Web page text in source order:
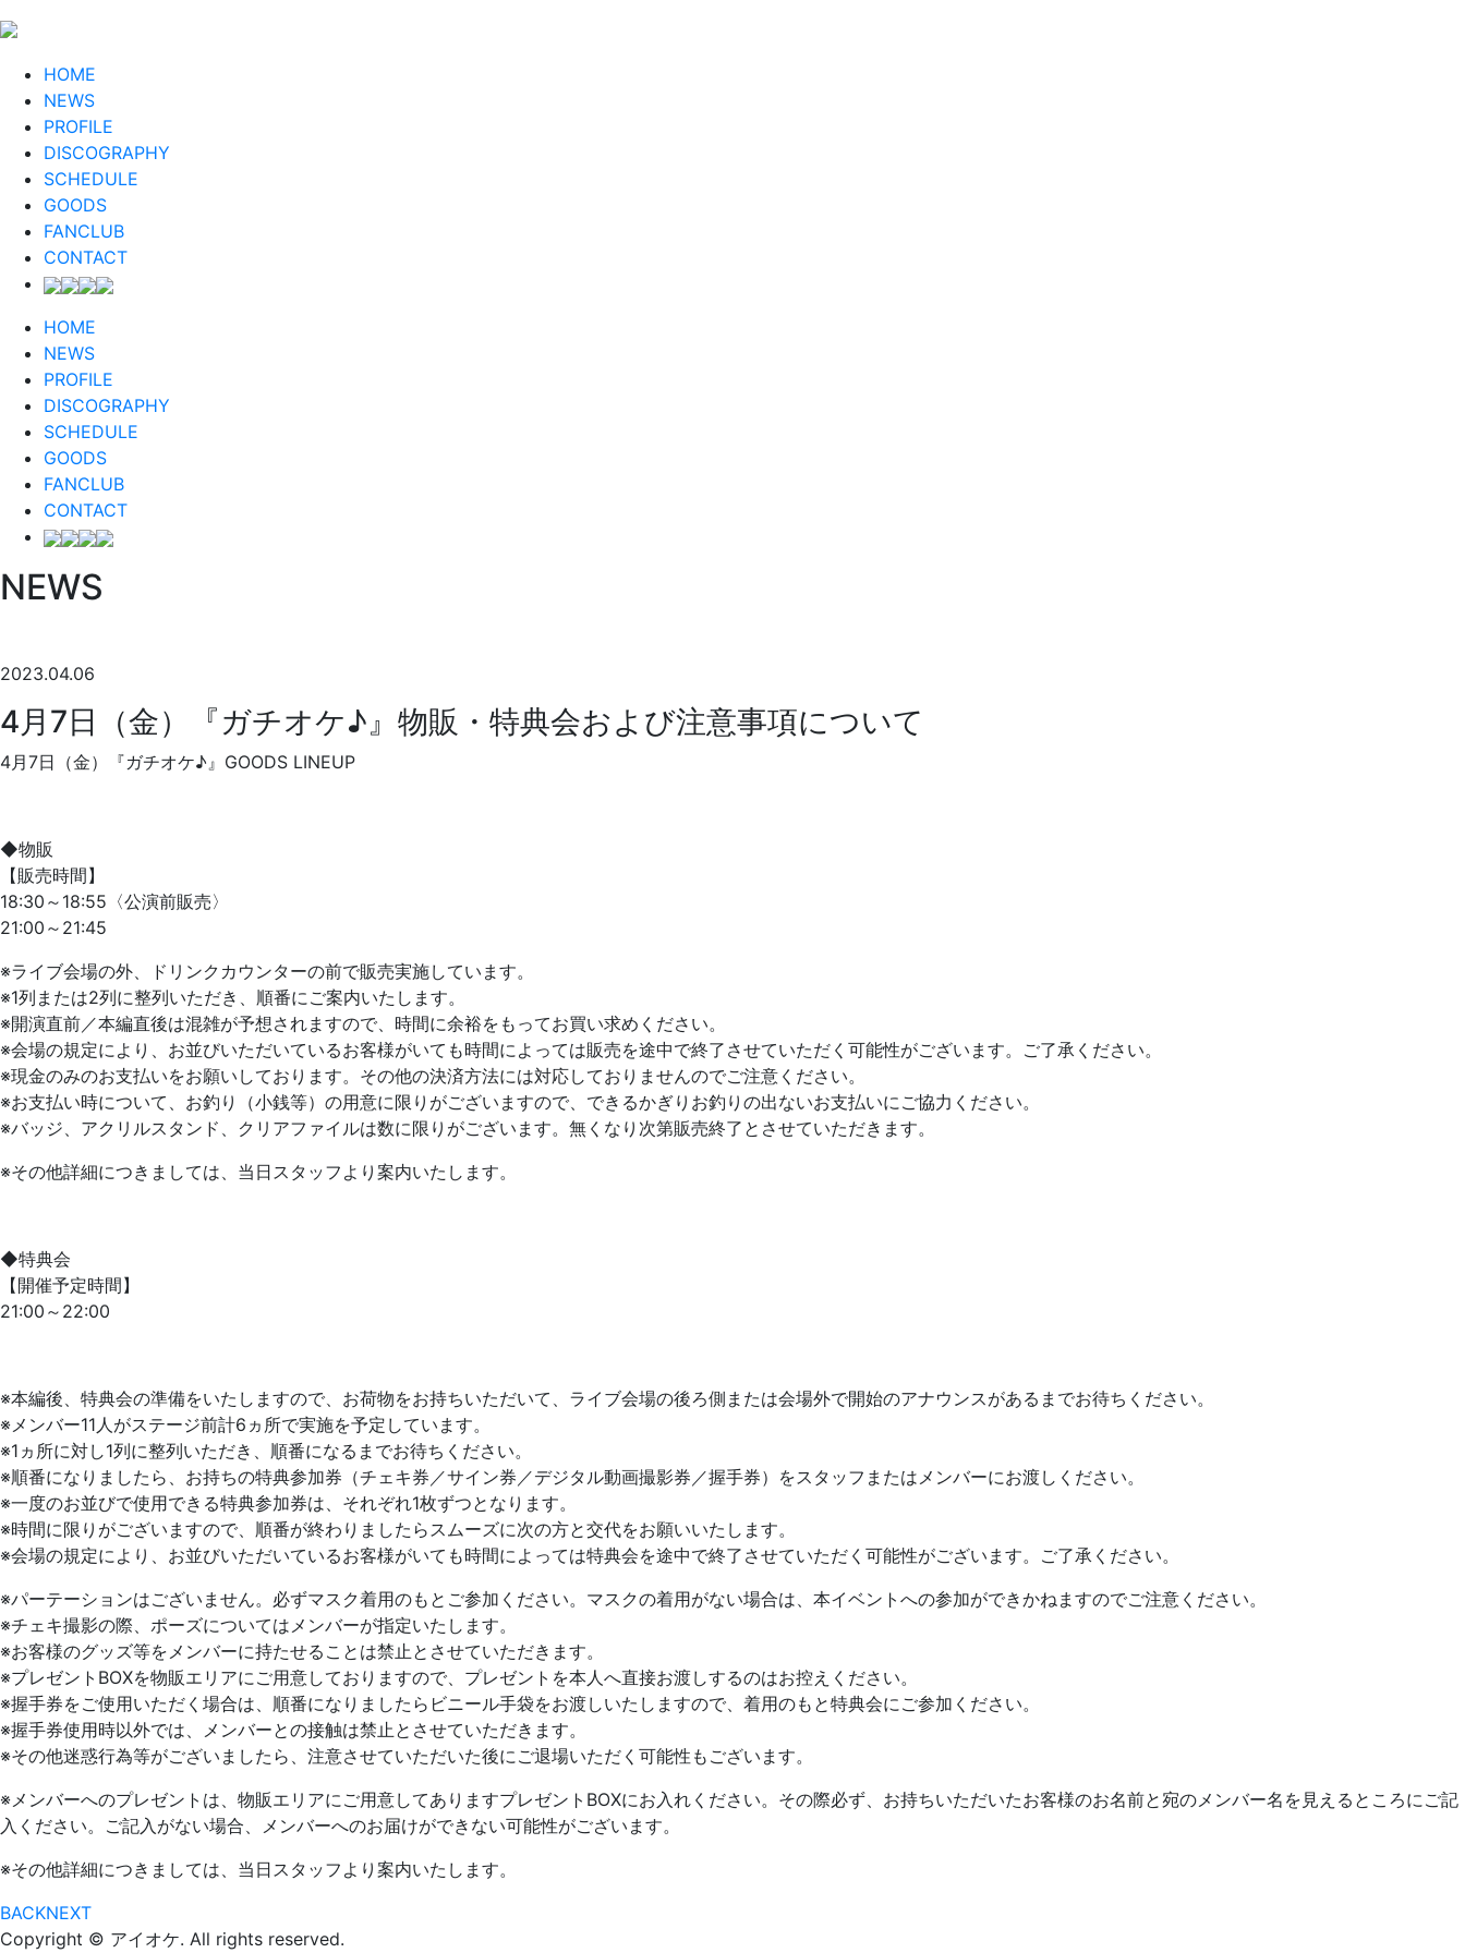
HOME
NEWS
PROFILE
DISCOGRAPHY
SCHEDULE
GOODS
FANCLUB
CONTACT
HOME
NEWS
PROFILE
DISCOGRAPHY
SCHEDULE
GOODS
FANCLUB
CONTACT
NEWS
2023.04.06
4月7日（金）『ガチオケ♪』物販・特典会および注意事項について
4月7日（金）『ガチオケ♪』GOODS LINEUP
◆物販
【販売時間】
18:30～18:55〈公演前販売〉
21:00～21:45
※ライブ会場の外、ドリンクカウンターの前で販売実施しています。
※1列または2列に整列いただき、順番にご案内いたします。
※開演直前／本編直後は混雑が予想されますので、時間に余裕をもってお買い求めください。
※会場の規定により、お並びいただいているお客様がいても時間によっては販売を途中で終了させていただく可能性がございます。ご了承ください。
※現金のみのお支払いをお願いしております。その他の決済方法には対応しておりませんのでご注意ください。
※お支払い時について、お釣り（小銭等）の用意に限りがございますので、できるかぎりお釣りの出ないお支払いにご協力ください。
※バッジ、アクリルスタンド、クリアファイルは数に限りがございます。無くなり次第販売終了とさせていただきます。
※その他詳細につきましては、当日スタッフより案内いたします。
◆特典会
【開催予定時間】
21:00～22:00
※本編後、特典会の準備をいたしますので、お荷物をお持ちいただいて、ライブ会場の後ろ側または会場外で開始のアナウンスがあるまでお待ちください。
※メンバー11人がステージ前計6ヵ所で実施を予定しています。
※1ヵ所に対し1列に整列いただき、順番になるまでお待ちください。
※順番になりましたら、お持ちの特典参加券（チェキ券／サイン券／デジタル動画撮影券／握手券）をスタッフまたはメンバーにお渡しください。
※一度のお並びで使用できる特典参加券は、それぞれ1枚ずつとなります。
※時間に限りがございますので、順番が終わりましたらスムーズに次の方と交代をお願いいたします。
※会場の規定により、お並びいただいているお客様がいても時間によっては特典会を途中で終了させていただく可能性がございます。ご了承ください。
※パーテーションはございません。必ずマスク着用のもとご参加ください。マスクの着用がない場合は、本イベントへの参加ができかねますのでご注意ください。
※チェキ撮影の際、ポーズについてはメンバーが指定いたします。
※お客様のグッズ等をメンバーに持たせることは禁止とさせていただきます。
※プレゼントBOXを物販エリアにご用意しておりますので、プレゼントを本人へ直接お渡しするのはお控えください。
※握手券をご使用いただく場合は、順番になりましたらビニール手袋をお渡しいたしますので、着用のもと特典会にご参加ください。
※握手券使用時以外では、メンバーとの接触は禁止とさせていただきます。
※その他迷惑行為等がございましたら、注意させていただいた後にご退場いただく可能性もございます。
※メンバーへのプレゼントは、物販エリアにご用意してありますプレゼントBOXにお入れください。その際必ず、お持ちいただいたお客様のお名前と宛のメンバー名を見えるところにご記
入ください。ご記入がない場合、メンバーへのお届けができない可能性がございます。
※その他詳細につきましては、当日スタッフより案内いたします。
BACKNEXT
Copyright © アイオケ. All rights reserved.